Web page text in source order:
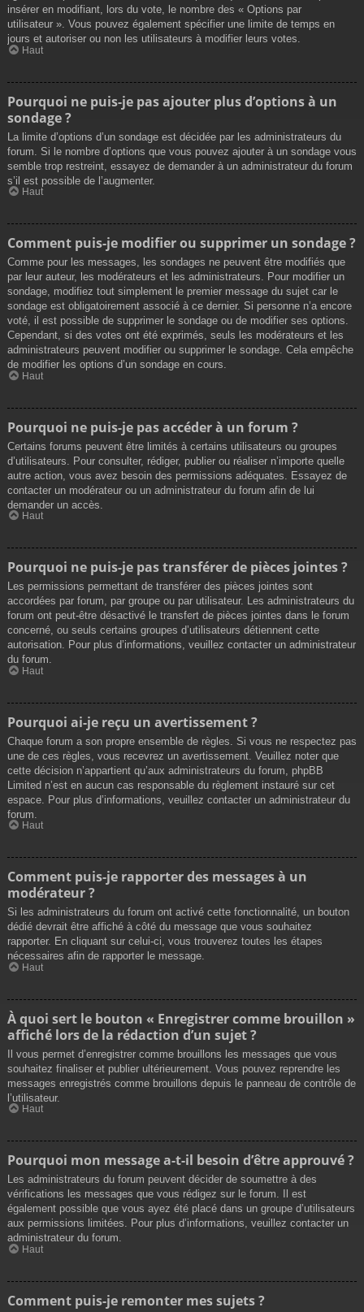
insérer en modifiant, lors du vote, le nombre des « Options par
utilisateur ». Vous pouvez également spécifier une limite de temps en
jours et autoriser ou non les utilisateurs à modifier leurs votes.
Haut
Pourquoi ne puis-je pas ajouter plus d’options à un
sondage ?
La limite d’options d’un sondage est décidée par les administrateurs du
forum. Si le nombre d’options que vous pouvez ajouter à un sondage vous
semble trop restreint, essayez de demander à un administrateur du forum
s’il est possible de l’augmenter.
Haut
Comment puis-je modifier ou supprimer un sondage ?
Comme pour les messages, les sondages ne peuvent être modifiés que
par leur auteur, les modérateurs et les administrateurs. Pour modifier un
sondage, modifiez tout simplement le premier message du sujet car le
sondage est obligatoirement associé à ce dernier. Si personne n’a encore
voté, il est possible de supprimer le sondage ou de modifier ses options.
Cependant, si des votes ont été exprimés, seuls les modérateurs et les
administrateurs peuvent modifier ou supprimer le sondage. Cela empêche
de modifier les options d’un sondage en cours.
Haut
Pourquoi ne puis-je pas accéder à un forum ?
Certains forums peuvent être limités à certains utilisateurs ou groupes
d’utilisateurs. Pour consulter, rédiger, publier ou réaliser n’importe quelle
autre action, vous avez besoin des permissions adéquates. Essayez de
contacter un modérateur ou un administrateur du forum afin de lui
demander un accès.
Haut
Pourquoi ne puis-je pas transférer de pièces jointes ?
Les permissions permettant de transférer des pièces jointes sont
accordées par forum, par groupe ou par utilisateur. Les administrateurs du
forum ont peut-être désactivé le transfert de pièces jointes dans le forum
concerné, ou seuls certains groupes d’utilisateurs détiennent cette
autorisation. Pour plus d’informations, veuillez contacter un administrateur
du forum.
Haut
Pourquoi ai-je reçu un avertissement ?
Chaque forum a son propre ensemble de règles. Si vous ne respectez pas
une de ces règles, vous recevrez un avertissement. Veuillez noter que
cette décision n’appartient qu’aux administrateurs du forum, phpBB
Limited n’est en aucun cas responsable du règlement instauré sur cet
espace. Pour plus d’informations, veuillez contacter un administrateur du
forum.
Haut
Comment puis-je rapporter des messages à un
modérateur ?
Si les administrateurs du forum ont activé cette fonctionnalité, un bouton
dédié devrait être affiché à côté du message que vous souhaitez
rapporter. En cliquant sur celui-ci, vous trouverez toutes les étapes
nécessaires afin de rapporter le message.
Haut
À quoi sert le bouton « Enregistrer comme brouillon »
affiché lors de la rédaction d’un sujet ?
Il vous permet d’enregistrer comme brouillons les messages que vous
souhaitez finaliser et publier ultérieurement. Vous pouvez reprendre les
messages enregistrés comme brouillons depuis le panneau de contrôle de
l’utilisateur.
Haut
Pourquoi mon message a-t-il besoin d’être approuvé ?
Les administrateurs du forum peuvent décider de soumettre à des
vérifications les messages que vous rédigez sur le forum. Il est
également possible que vous ayez été placé dans un groupe d’utilisateurs
aux permissions limitées. Pour plus d’informations, veuillez contacter un
administrateur du forum.
Haut
Comment puis-je remonter mes sujets ?